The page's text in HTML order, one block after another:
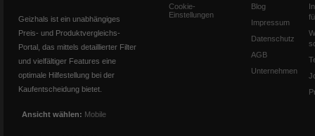
Geizhals ist ein unabhängiges
Preis- und Produktvergleichs-
Portal, das mittels detaillierter Filter
und vielfältiger Features eine
optimale Hilfestellung bei der
Kaufentscheidung bietet.
Ansicht wählen: Mobile
Cookie-
Einstellungen
Blog
Impressum
Datenschutz
AGB
Unternehmen